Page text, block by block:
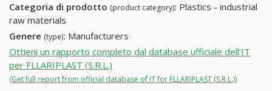
Categoria di prodotto (product category): Plastics - industrial
raw materials
Genere (type): Manufacturers
Ottieni un rapporto completo dal database ufficiale dell'IT
per FLLARIPLAST (S.R.L.)
(Get full report from official database of IT for FLLARIPLAST (S.R.L.))